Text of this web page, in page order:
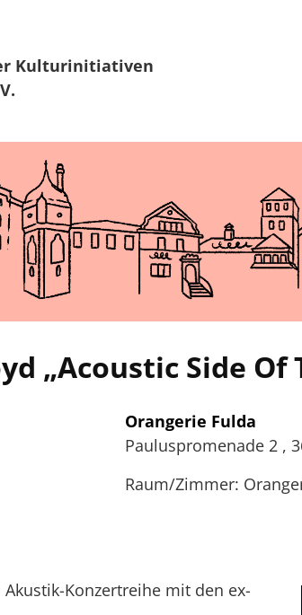
Kulturinitiativen
„Acoustic Side Of
Orangerie Fulda
Pauluspromenade 2 ,
Raum/Zimmer:
Konzertreihe mit den ex-